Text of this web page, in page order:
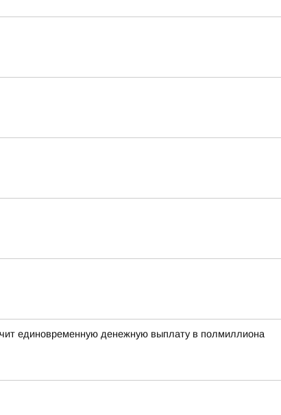
единовременную денежную выплату в полмиллиона